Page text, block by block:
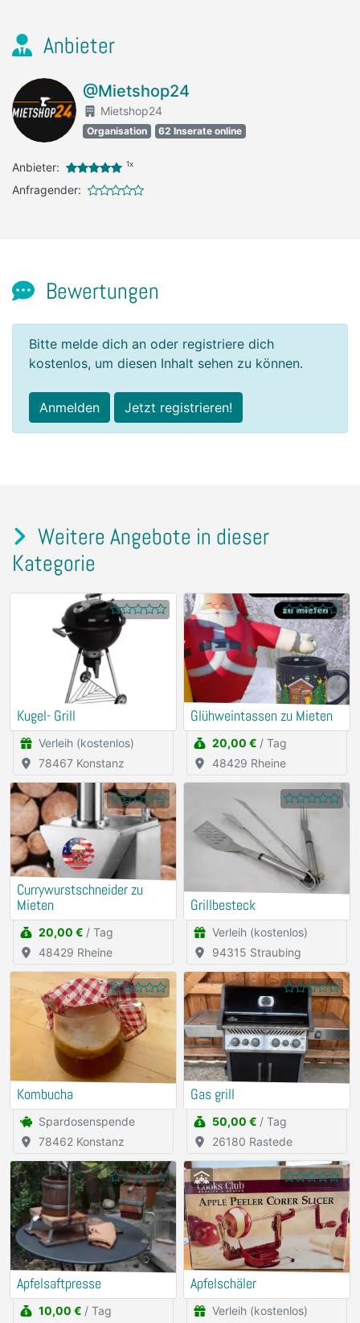
Anbieter
@Mietshop24
Mietshop24
Organisation 62 Inserate online
Anbieter: 1x
Anfragender:
Bewertungen
Bitte melde dich an oder registriere dich
kostenlos, um diesen Inhalt sehen zu können.
Anmelden Jetzt registrieren!
Weitere Angebote in dieser
Kategorie
Kugel- Grill
Verleih (kostenlos)
78467 Konstanz
Glühweintassen zu Mieten
20,00 € / Tag
48429 Rheine
Currywurstschneider zu
Mieten
20,00 € / Tag
48429 Rheine
Grillbesteck
Verleih (kostenlos)
94315 Straubing
Kombucha
Spardosenspende
78462 Konstanz
Gas grill
50,00 € / Tag
26180 Rastede
Apfelsaftpresse
10,00 € / Tag
Apfelschäler
Verleih (kostenlos)